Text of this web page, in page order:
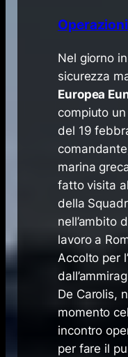
​Nel giorno
sicurezza
Europea
compiuto
del 19
marina
fatto visita
della
nell’ambito
lavoro a
Accolto per
De Carolis,
momento
incontro
per fare il